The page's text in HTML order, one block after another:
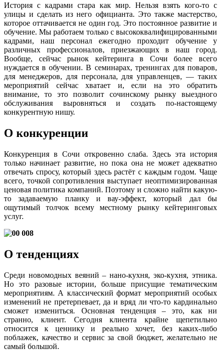
История с кадрами стара как мир. Нельзя взять кого-то с
улицы и сделать из него официанта. Это также мастерство,
которое оттачивается не один год. Это постоянное развитие и
обучение. Мы работаем только с высококвалифицированными
кадрами, наш персонал ежегодно проходит обучение у
различных профессионалов, приезжающих в наш город.
Вообще, сейчас рынок кейтеринга в Сочи более всего
нуждается в обучении. В семинарах, тренингах для поваров,
для менеджеров, для персонала, для управленцев, — таких
мероприятий сейчас хватает и, если на это обратить
внимание, то это позволит сочинскому рынку выездного
обслуживания выровняться и создать по-настоящему
конкурентную нишу.
О конкуренции
Конкуренция в Сочи откровенно слаба. Здесь эта история
только начинает развитие, но пока она не может адекватно
отвечать спросу, который здесь растёт с каждым годом. Чаще
всего, точкой сопротивления выступает неоптимизированная
ценовая политика компаний. Поэтому и сложно найти какую-
то задаваемую планку и вау-эффект, который дал бы
ощутимый толчок всему местному рынку кейтеринговых
услуг.
О тенденциях
Среди новомодных веяний – нано-кухня, эко-кухня, этника.
Но это разовые истории, больше присущие тематическим
мероприятиям. А классический формат мероприятий особых
изменений не претерпевает, да и вряд ли что-то кардинально
сможет измениться. Основная тенденция – это, как ни
странно, клиент. Сегодня клиента крайне щепетильно
относится к ценнику и реально хочет, без каких-либо
поблажек, качество и сервис за свой бюджет, желательно не
самый большой.